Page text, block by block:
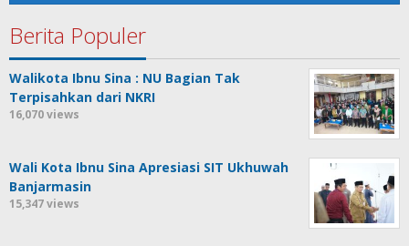
Berita Populer
Walikota Ibnu Sina : NU Bagian Tak
Terpisahkan dari NKRI
16,070 views
Wali Kota Ibnu Sina Apresiasi SIT Ukhuwah
Banjarmasin
15,347 views